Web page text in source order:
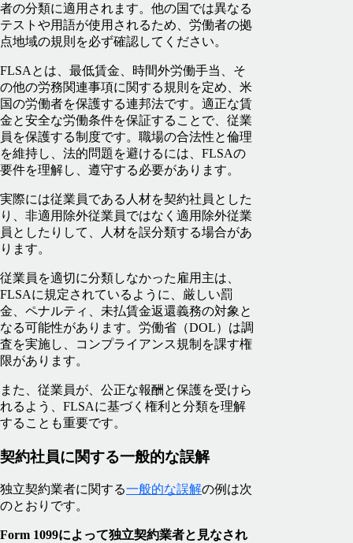
者の分類に適用されます。他の国では異なる
テストや用語が使用されるため、労働者の拠
点地域の規則を必ず確認してください。
FLSAとは、最低賃金、時間外労働手当、そ
の他の労務関連事項に関する規則を定め、米
国の労働者を保護する連邦法です。適正な賃
金と安全な労働条件を保証することで、従業
員を保護する制度です。職場の合法性と倫理
を維持し、法的問題を避けるには、FLSAの
要件を理解し、遵守する必要があります。
実際には従業員である人材を契約社員とした
り、非適用除外従業員ではなく適用除外従業
員としたりして、人材を誤分類する場合があ
ります。
従業員を適切に分類しなかった雇用主は、
FLSAに規定されているように、厳しい罰
金、ペナルティ、未払賃金返還義務の対象と
なる可能性があります。労働省（DOL）は調
査を実施し、コンプライアンス規制を課す権
限があります。
また、従業員が、公正な報酬と保護を受けら
れるよう、FLSAに基づく権利と分類を理解
することも重要です。
契約社員に関する一般的な誤解
独立契約業者に関する一般的な誤解の例は次
のとおりです。
Form 1099によって独立契約業者と見なされ